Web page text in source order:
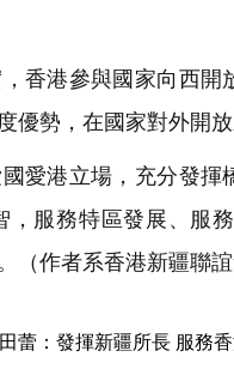
香港參與國家向西開
優勢，在國家對外開
愛港立場，充分發揮
，服務特區發展、服
（作者系香港新疆聯